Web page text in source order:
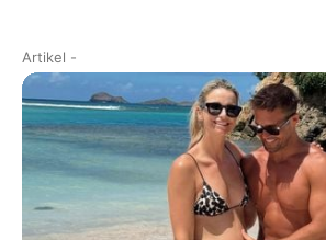
Artikel -